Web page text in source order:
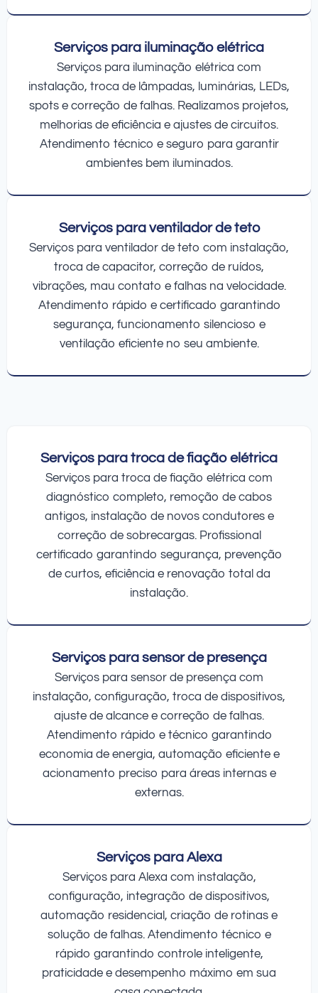
Serviços para iluminação elétrica
Serviços para iluminação elétrica com
instalação, troca de lâmpadas, luminárias, LEDs,
spots e correção de falhas. Realizamos projetos,
melhorias de eficiência e ajustes de circuitos.
Atendimento técnico e seguro para garantir
ambientes bem iluminados.
Serviços para ventilador de teto
Serviços para ventilador de teto com instalação,
troca de capacitor, correção de ruídos,
vibrações, mau contato e falhas na velocidade.
Atendimento rápido e certificado garantindo
segurança, funcionamento silencioso e
ventilação eficiente no seu ambiente.
Serviços para troca de fiação elétrica
Serviços para troca de fiação elétrica com
diagnóstico completo, remoção de cabos
antigos, instalação de novos condutores e
correção de sobrecargas. Profissional
certificado garantindo segurança, prevenção
de curtos, eficiência e renovação total da
instalação.
Serviços para sensor de presença
Serviços para sensor de presença com
instalação, configuração, troca de dispositivos,
ajuste de alcance e correção de falhas.
Atendimento rápido e técnico garantindo
economia de energia, automação eficiente e
acionamento preciso para áreas internas e
externas.
Serviços para Alexa
Serviços para Alexa com instalação,
configuração, integração de dispositivos,
automação residencial, criação de rotinas e
solução de falhas. Atendimento técnico e
rápido garantindo controle inteligente,
praticidade e desempenho máximo em sua